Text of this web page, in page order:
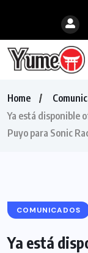
Home
Ya está disponible
Puyo para Sonic
COMUNICADOS
Ya está